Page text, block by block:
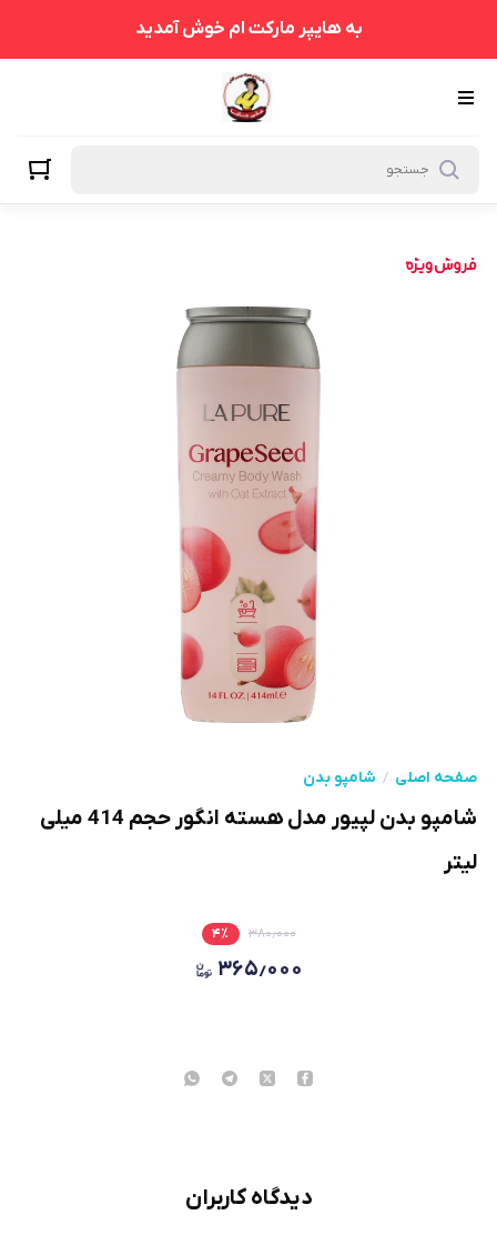
به هایپر مارکت ام خوش آمدید
صفحه اصلی شامپو بدن
شامپو بدن لپیور مدل هسته انگور حجم 414 میلی
لیتر
۳۸۰٫۰۰۰ ۴٪
۳۶۵٫۰۰۰
دیدگاه کاربران